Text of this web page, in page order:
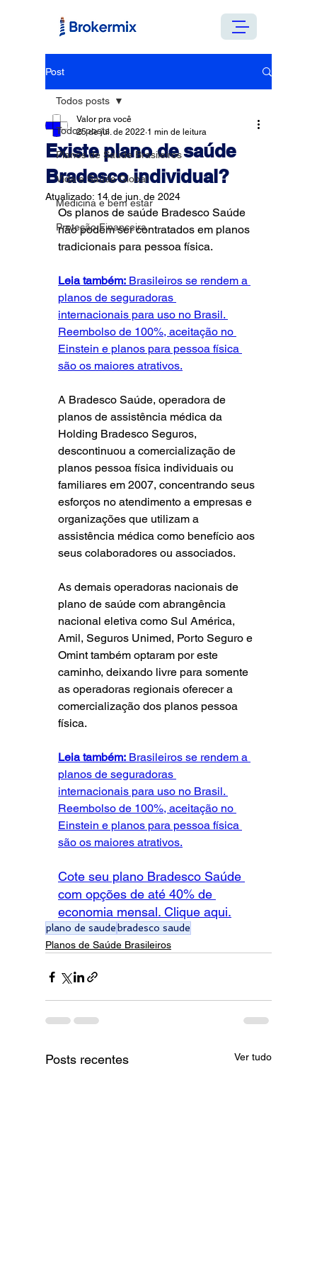
Post
Todos posts
Planos de Saúde Brasileiros
Vida e Saúde Global
Medicina e bem estar
Proteção Financeira
Todos posts
Existe plano de saúde
Bradesco individual?
Valor pra você
25 de jul. de 2022 1 min de leitura
Atualizado: 14 de jun. de 2024
Os planos de saúde Bradesco Saúde
não podem ser contratados em planos
tradicionais para pessoa física.
Leia também: Brasileiros se rendem a
planos de seguradoras
internacionais para uso no Brasil.
Reembolso de 100%, aceitação no
Einstein e planos para pessoa física
são os maiores atrativos.
A Bradesco Saúde, operadora de
planos de assistência médica da
Holding Bradesco Seguros,
descontinuou a comercialização de
planos pessoa física individuais ou
familiares em 2007, concentrando seus
esforços no atendimento a empresas e
organizações que utilizam a
assistência médica como benefício aos
seus colaboradores ou associados.
As demais operadoras nacionais de
plano de saúde com abrangência
nacional eletiva como Sul América,
Amil, Seguros Unimed, Porto Seguro e
Omint também optaram por este
caminho, deixando livre para somente
as operadoras regionais oferecer a
comercialização dos planos pessoa
física.
Leia também: Brasileiros se rendem a
planos de seguradoras
internacionais para uso no Brasil.
Reembolso de 100%, aceitação no
Einstein e planos para pessoa física
são os maiores atrativos.
Cote seu plano Bradesco Saúde
com opções de até 40% de
economia mensal. Clique aqui.
plano de saude bradesco saude
Planos de Saúde Brasileiros
Posts recentes Ver tudo